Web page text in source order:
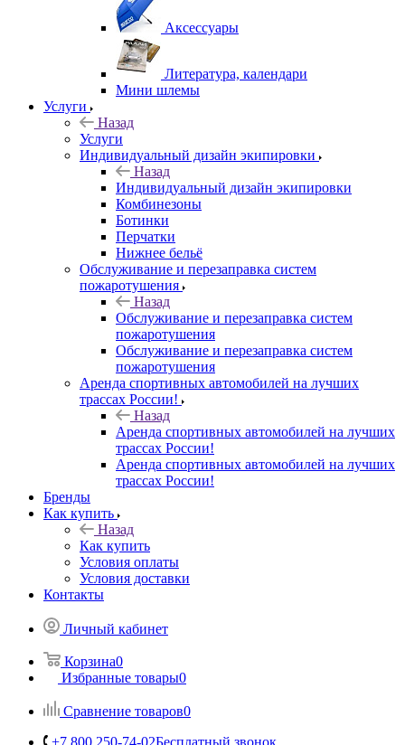
Аксессуары
Литература, календари
Мини шлемы
Услуги
Назад
Услуги
Индивидуальный дизайн экипировки
Назад
Индивидуальный дизайн экипировки
Комбинезоны
Ботинки
Перчатки
Нижнее бельё
Обслуживание и перезаправка систем
пожаротушения
Назад
Обслуживание и перезаправка систем
пожаротушения
Обслуживание и перезаправка систем
пожаротушения
Аренда спортивных автомобилей на лучших
трассах России!
Назад
Аренда спортивных автомобилей на лучших
трассах России!
Аренда спортивных автомобилей на лучших
трассах России!
Бренды
Как купить
Назад
Как купить
Условия оплаты
Условия доставки
Контакты
Личный кабинет
Корзина0
Избранные товары0
Сравнение товаров0
+7 800 250-74-02Бесплатный звонок